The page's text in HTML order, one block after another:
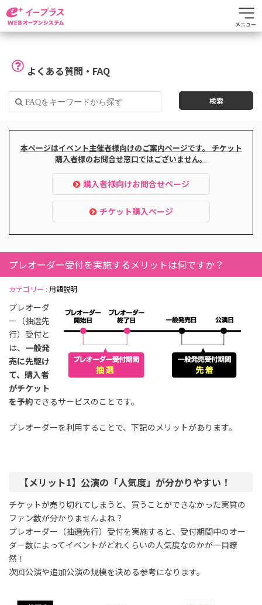
メニュー
よくある質問・FAQ
本ページはイベント主催者様向けのご案内ページです。
チケット
購入者様のお問合せ窓口ではございません。
購入者様向けお問合せページ
チケット購入ページ
プレオーダー受付を実施するメリットは何ですか？
カテゴリー : 用語説明
プレオーダ
ー（抽選先
行）受付と
は、 一般発
売に先駆け
て、購入者
がチケット
を予約できるサービスのことです。
プレオーダーを利用することで、下記のメリットがあります。
【メリット1】公演の「人気度」が分かりやすい！
チケットが売り切れてしまうと、買うことができなかった実質の
ファン数が分かりませんよね？
プレオーダー（抽選先行）受付を実施すると、受付期間中のオー
ダー数によってイベントがどれくらいの人気度なのかが一目瞭
然！
次回公演や追加公演の規模を決める参考になります。